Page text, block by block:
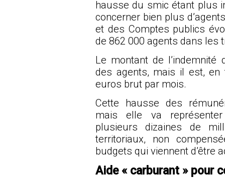
hausse du smic étant plus
concerner bien plus
et des Comptes publics
de 862 000 agents dans les
Le montant de l’indemnité
des agents, mais il est, en
euros brut par mois.
Cette hausse des
mais elle va
plusieurs dizaines de
territoriaux, non
budgets qui viennent d’être
Aide « carburant » pour